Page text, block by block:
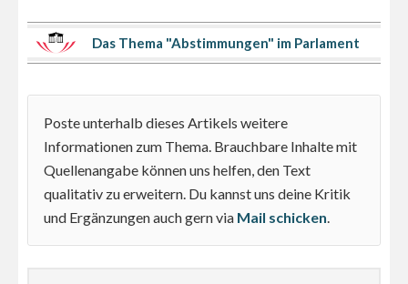
Das Thema "Abstimmungen" im Parlament
Poste unterhalb dieses Artikels weitere
Informationen zum Thema. Brauchbare Inhalte mit
Quellenangabe können uns helfen, den Text
qualitativ zu erweitern. Du kannst uns deine Kritik
und Ergänzungen auch gern via Mail schicken